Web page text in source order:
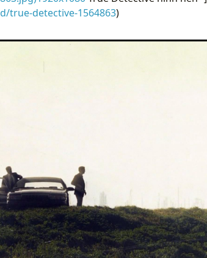
true-detective-1564863)